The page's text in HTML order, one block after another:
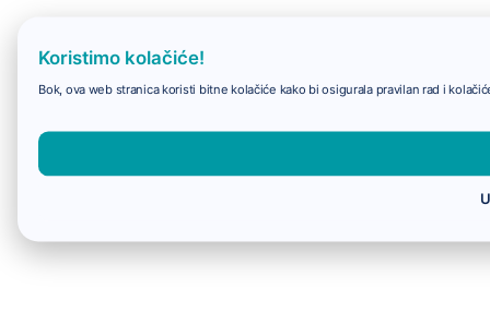
Koristimo kolačiće!
Bok, ova web stranica koristi bitne kolačiće kako bi osigurala pravilan rad i